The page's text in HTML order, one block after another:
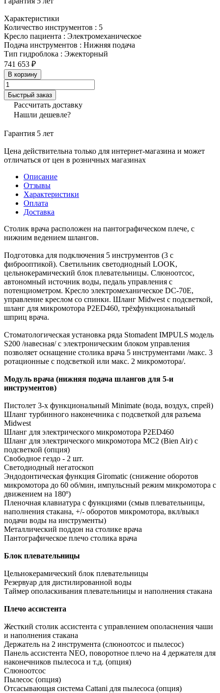
Характеристики
Количество инструментов : 5
Кресло пациента : Электромеханическое
Подача инструментов : Нижняя подача
Тип гидроблока : Эжекторный
741 653 ₽
В корзину
Быстрый заказ
Рассчитать доставку
Нашли дешевле?
Гарантия 5 лет
Цена действительна только для интернет-магазина и может
отличаться от цен в розничных магазинах
Описание
Отзывы
Характеристики
Оплата
Доставка
Столик врача расположен на пантографическом плече, с
нижним ведением шлангов.
Подготовка для подключения 5 инструментов (3 с
фиброоптикой). Светильник светодиодный LOOK,
цельнокерамический блок плевательницы. Слюноотсос,
автономный источник воды, педаль управления с
потенциометром. Кресло электромеханическое DC-70E,
управление креслом со спинки. Шланг Midwest с подсветкой,
шланг для микромотора P2ED460, трёхфункциональный
шприц врача.
Стоматологическая установка ряда Stomadent IMPULS модель
S200 /навесная/ с электроническим блоком управления
позволяет оснащение столика врача 5 инструментами /макс. 3
ротационные с подсветкой или макс. 2 микромотора/.
Модуль врача (нижняя подача шлангов для 5-и
инструментов)
Пистолет 3-х функциональный Minimate (вода, воздух, спрей)
Шланг турбинного наконечника с подсветкой для разъема
Midwest
Шланг для электрического микромотора P2ED460
Шланг для электрического микромотора MC2 (Bien Air) с
подсветкой (опция)
Свободное гездо - 2 шт.
Светодиодный негатоскоп
Эндодонтическая функция Giromatic (снижение оборотов
микромотора до 60 об/мин, импульсный режим микромотора с
движением на 180º)
Пленочная клавиатура с функциями (смыв плевательницы,
наполнения стакана, +/- оборотов микромотора, вкл/выкл
подачи воды на инструменты)
Металлический поддон на столике врача
Пантографическое плечо столика врача
Блок плевательницы
Цельнокерамический блок плевательницы
Резервуар для дистилированной воды
Таймер ополаскивания плевательницы и наполнения стакана
Плечо ассистента
Жесткий столик ассистента с управлением ополаснения чаши
и наполнения стакана
Держатель на 2 инструмента (слюноотсос и пылесос)
Панель ассистента NEO, поворотное плечо на 4 держателя для
наконечников пылесоса и т.д. (опция)
Слюноотсос
Пылесос (опция)
Отсасывающая система Cattani для пылесоса (опция)